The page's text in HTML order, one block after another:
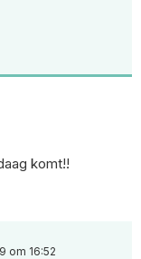
komt!!
om 16:52